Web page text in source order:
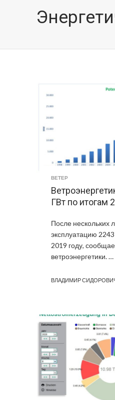
ВЕТЕР
ГВт по итогам
После нескольких
эксплуатацию
2019 году,
ветроэнергетики. …
ВЛАДИМИР